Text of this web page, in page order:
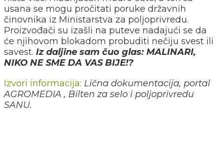
usana se mogu pročitati poruke državnih
činovnika iz Ministarstva za poljoprivredu.
Proizvođači su izašli na puteve nadajući se da
će njihovom blokadom probuditi nečiju svest ili
savest. Iz daljine sam čuo glas: MALINARI,
NIKO NE SME DA VAS BIJE!?
Izvori informacija: Lična dokumentacija, portal
AGROMEDIA , Bilten za selo i poljoprivredu
SANU.